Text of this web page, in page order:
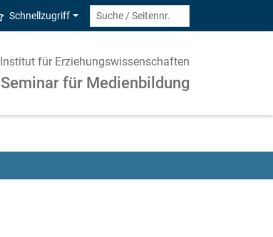
Schnellzugriff
Institut für Erziehungswissenschaften
Seminar für Medienbildung